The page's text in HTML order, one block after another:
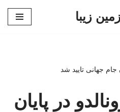
زیبا
جام جهانی تایید شد
در پایان